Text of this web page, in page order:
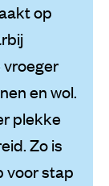
op
en wol.
plekke
Zo is
voor stap